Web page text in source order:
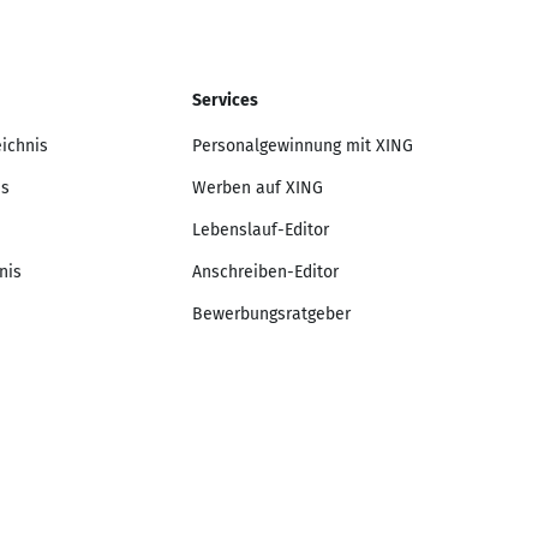
Services
Personalgewinnung mit XING
Werben auf XING
Lebenslauf-Editor
Anschreiben-Editor
Bewerbungsratgeber